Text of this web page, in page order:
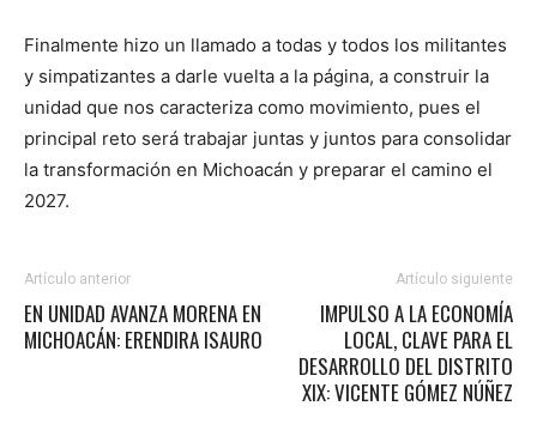
Finalmente hizo un llamado a todas y todos los militantes
y simpatizantes a darle vuelta a la página, a construir la
unidad que nos caracteriza como movimiento, pues el
principal reto será trabajar juntas y juntos para consolidar
la transformación en Michoacán y preparar el camino el
2027.
Artículo anterior
EN UNIDAD AVANZA MORENA EN
MICHOACÁN: ERENDIRA ISAURO
Artículo siguiente
IMPULSO A LA ECONOMÍA
LOCAL, CLAVE PARA EL
DESARROLLO DEL DISTRITO
XIX: VICENTE GÓMEZ NÚÑEZ